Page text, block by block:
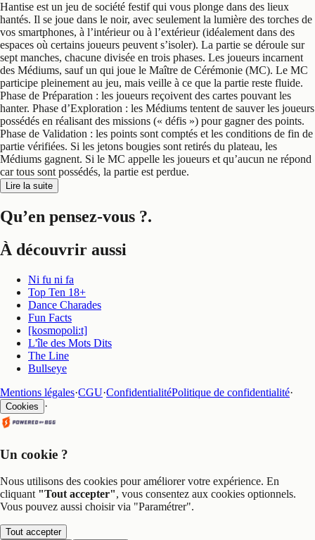
Hantise est un jeu de société festif qui vous plonge dans des lieux
hantés. Il se joue dans le noir, avec seulement la lumière des torches de
vos smartphones, à l’intérieur ou à l’extérieur (idéalement dans des
espaces où certains joueurs peuvent s’isoler). La partie se déroule sur
sept manches, chacune divisée en trois phases. Les joueurs incarnent
des Médiums, sauf un qui joue le Maître de Cérémonie (MC). Le MC
participe pleinement au jeu, mais veille à ce que la partie reste fluide.
Phase de Préparation : les joueurs reçoivent des cartes pouvant les
hanter. Phase d’Exploration : les Médiums tentent de sauver les joueurs
possédés en réalisant des missions (« défis ») pour gagner des points.
Phase de Validation : les points sont comptés et les conditions de fin de
partie vérifiées. Si les jetons bougies sont retirés du plateau, les
Médiums gagnent. Si le MC appelle les joueurs et qu’aucun ne répond
car tous sont possédés, la partie est perdue.
Lire la suite
Qu’en pensez-vous ?.
À découvrir aussi
Ni fu ni fa
Top Ten 18+
Dance Charades
Fun Facts
[kosmopoli:t]
L'île des Mots Dits
The Line
Bullseye
Mentions légales·CGU·ConfidentialitéPolitique de confidentialité·
Cookies ·
Un cookie ?
Nous utilisons des cookies pour améliorer votre expérience. En
cliquant "Tout accepter", vous consentez aux cookies optionnels.
Vous pouvez aussi choisir via "Paramétrer".
Tout accepter